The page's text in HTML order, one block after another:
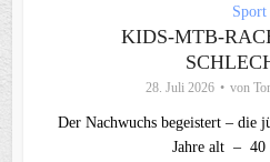
Sport
KIDS-MTB-
28. Juli 2026 von
Der Nachwuchs begeistert – die
Jahre alt – 40